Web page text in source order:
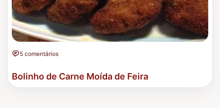
5 comentários
Bolinho de Carne Moída de Feira